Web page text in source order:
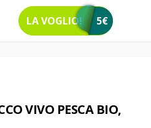
LA VOGLIO! 5€
VIVO PESCA BIO,